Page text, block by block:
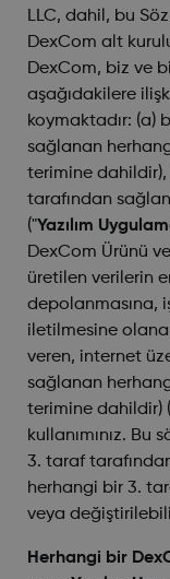
LLC, dahil, bu
DexCom alt
DexCom, biz ve
aşağıdakilere
koymaktadır: (a)
sağlanan
terimine dahildir),
tarafından
("Yazılım
DexCom Ürünü
üretilen verilerin
depolanmasına,
iletilmesine
veren, internet
sağlanan
terimine dahildir)
kullanımınız. Bu
3. taraf
herhangi bir 3.
veya
Herhangi bir